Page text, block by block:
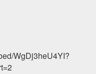
WgDj3heU4YI?